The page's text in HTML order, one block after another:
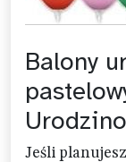
Balony
Jeśli